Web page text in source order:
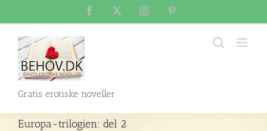
content
Facebook Instagram
Gratis erotiske noveller
Europa-trilogien: del 2